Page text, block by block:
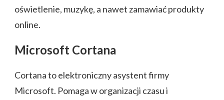
oświetlenie, muzykę, a nawet zamawiać produkty
online.
Microsoft Cortana
Cortana to elektroniczny asystent firmy
Microsoft. Pomaga w organizacji czasu i